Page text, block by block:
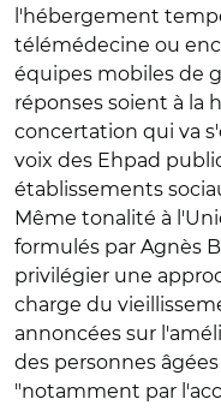
l'hébergement
télémédecine ou
équipes mobiles de
réponses soient à la
concertation qui va
voix des Ehpad
établissements
Même tonalité à l'
formulés par Agnès
privilégier une
charge du
annoncées sur
des personnes
"notamment par